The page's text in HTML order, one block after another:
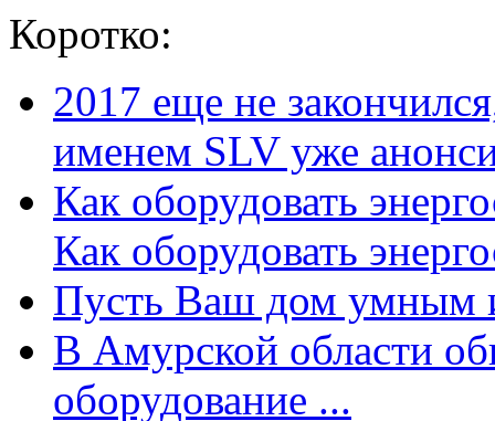
Коротко:
2017 еще не
именем SLV уже
Как оборудовать
Как оборудовать
Пусть Ваш дом умным
В Амурской области
оборудование ...